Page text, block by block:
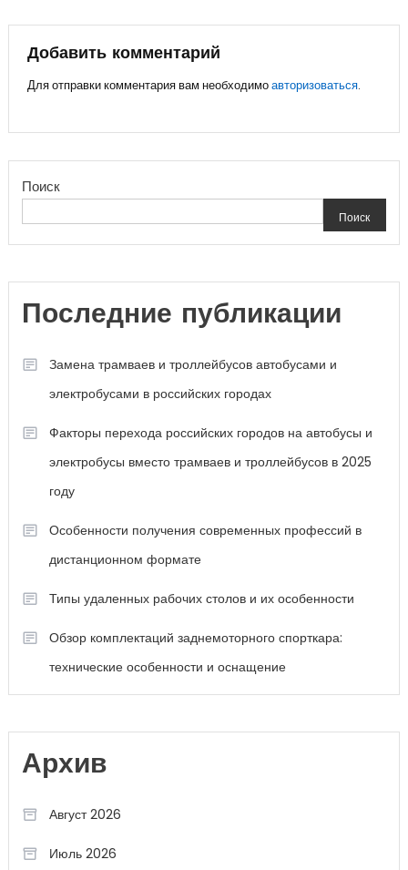
по
записям
Добавить комментарий
Для отправки комментария вам необходимоавторизоваться.
Поиск
Поиск
Последние публикации
Замена трамваев и троллейбусов автобусами и
электробусами в российских городах
Факторы перехода российских городов на автобусы и
электробусы вместо трамваев и троллейбусов в 2025
году
Особенности получения современных профессий в
дистанционном формате
Типы удаленных рабочих столов и их особенности
Обзор комплектаций заднемоторного спорткара:
технические особенности и оснащение
Архив
Август 2026
Июль 2026